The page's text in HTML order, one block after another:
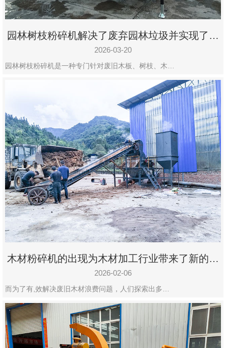
园林树枝粉碎机解决了废弃园林垃圾并实现了再
利用
2026-03-20
园林树枝粉碎机是一种专门针对废旧木板、树枝、木…
木材粉碎机的出现为木材加工行业带来了新的变
化
2026-02-06
而为了有,效解决废旧木材浪费问题，人们探索出多…